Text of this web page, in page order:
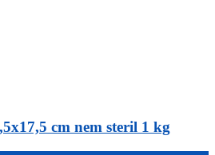
cm nem steril 1 kg